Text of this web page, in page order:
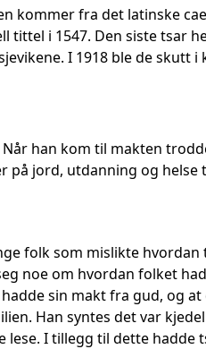
kommer fra det latinske
tittel i 1547. Den siste tsar
I 1918 ble de skutt
han kom til makten
på jord, utdanning og
folk som mislikte
noe om hvordan folket
sin makt fra gud, og
Han syntes det var
I tillegg til dette